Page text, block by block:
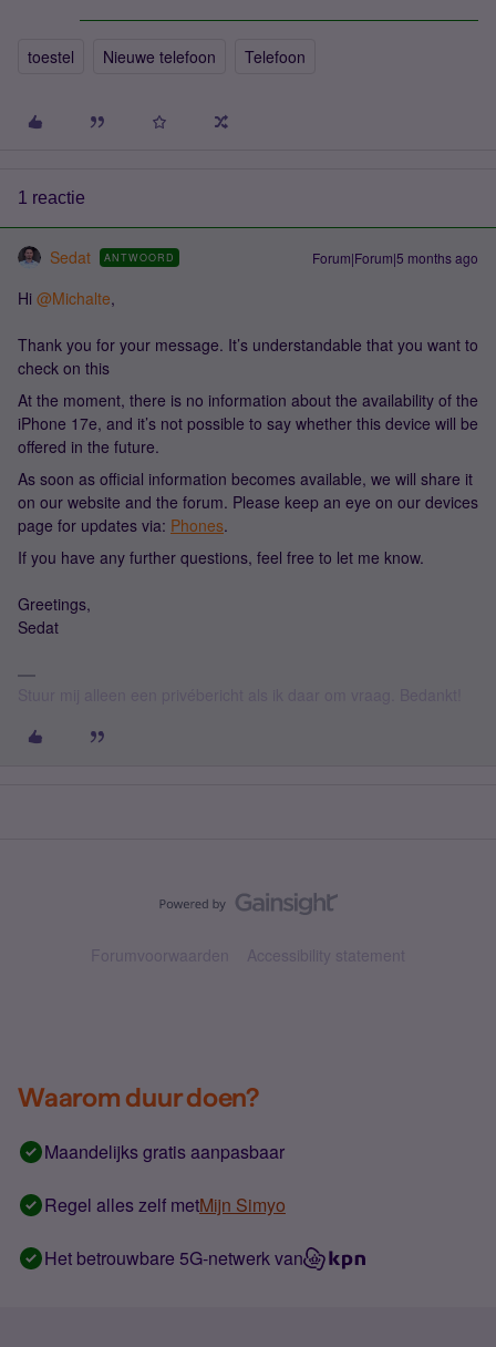
toestel Nieuwe telefoon Telefoon
1 reactie
Sedat ANTWOORD Forum|Forum|5 months ago
Hi ​ @Michalte,
Thank you for your message. It’s understandable that you want to
check on this
At the moment, there is no information about the availability of the
iPhone 17e, and it’s not possible to say whether this device will be
offered in the future.
As soon as official information becomes available, we will share it
on our website and the forum. Please keep an eye on our devices
page for updates via: Phones.
If you have any further questions, feel free to let me know.
Greetings,
Sedat
Forumvoorwaarden Accessibility statement
Waarom duur doen?
Maandelijks gratis aanpasbaar
Regel alles zelf metMijn Simyo
Het betrouwbare 5G-netwerk van